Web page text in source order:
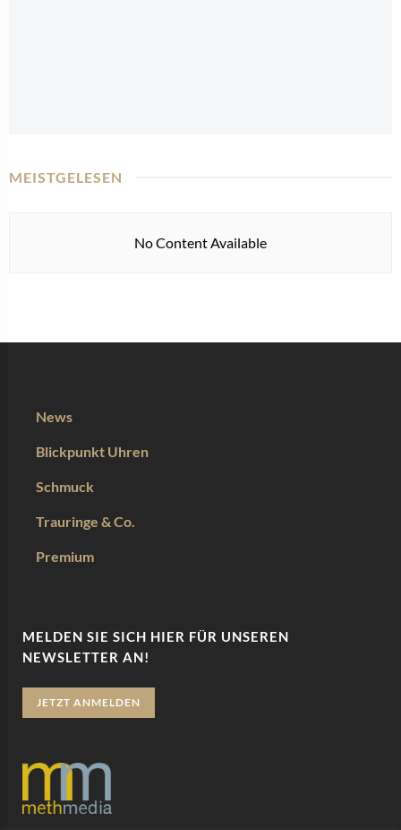
MEISTGELESEN
No Content Available
News
Blickpunkt Uhren
Schmuck
Trauringe & Co.
Premium
MELDEN SIE SICH HIER FÜR UNSEREN
NEWSLETTER AN!
JETZT ANMELDEN